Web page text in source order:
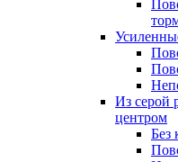
Из серой
центром
Без